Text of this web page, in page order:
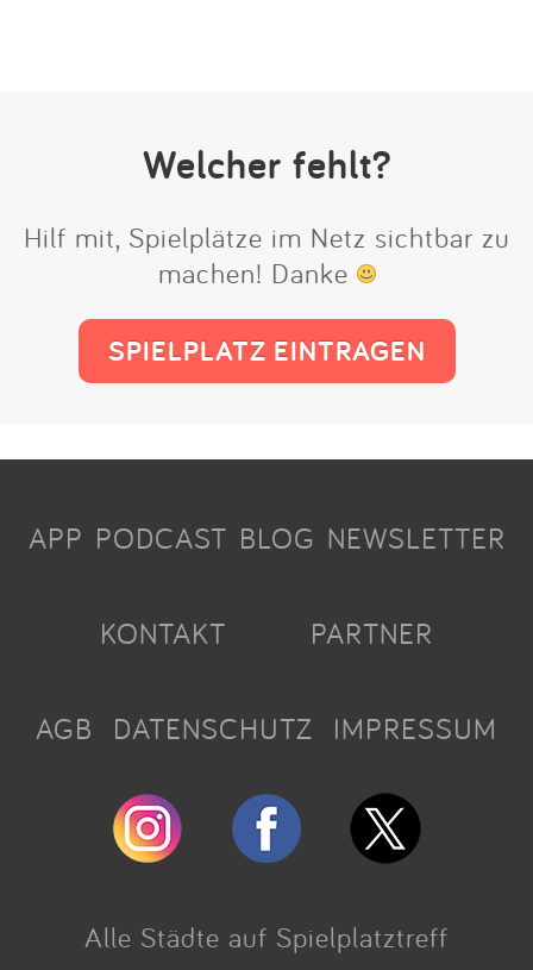
Welcher fehlt?
Hilf mit, Spielplätze im Netz sichtbar zu
machen! Danke
SPIELPLATZ EINTRAGEN
APP PODCAST BLOG NEWSLETTER
KONTAKT PARTNER
AGB DATENSCHUTZ IMPRESSUM
Alle Städte auf Spielplatztreff